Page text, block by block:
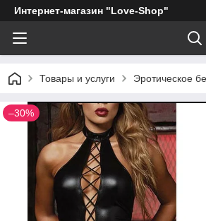
Интернет-магазин "Love-Shop"
Товары и услуги Эротическое
–30%